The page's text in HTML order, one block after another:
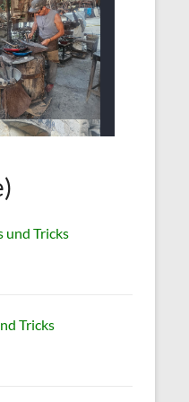
und Tricks
Tricks